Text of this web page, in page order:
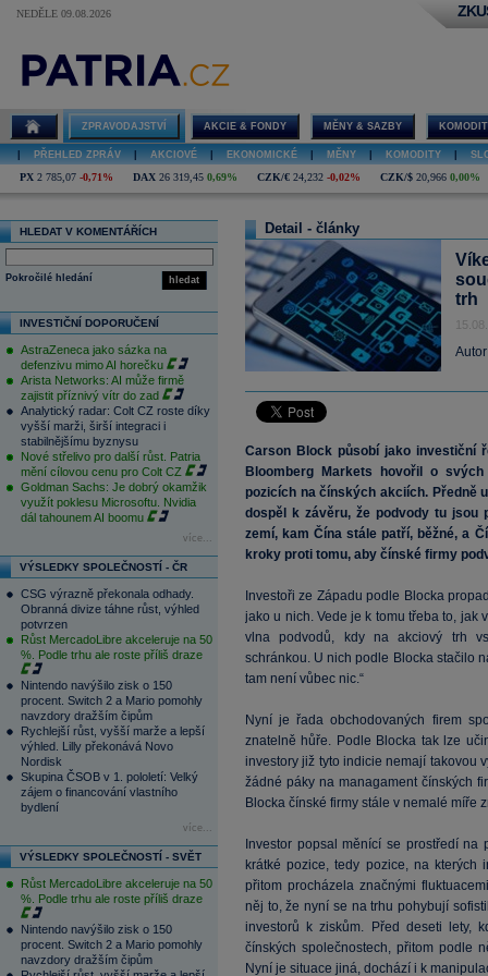
NEDĚLE 09.08.2026
ZPRAVODAJSTVÍ AKCIE & FONDY MĚNY & SAZBY
PŘEHLED ZPRÁV AKCIOVÉ EKONOMICKÉ MĚNY KOMODITY
PX 2 785,07 -0,71% DAX 26 319,45 0,69% CZK/€ 24,232 -0,02% CZK/$ 20,966 0,00%
HLEDAT V KOMENTÁŘÍCH
hledat
Pokročilé hledání
INVESTIČNÍ DOPORUČENÍ
AstraZeneca jako sázka na
defenzivu mimo AI horečku
Arista Networks: AI může firmě
zajistit příznivý vítr do zad
Analytický radar: Colt CZ roste díky
vyšší marži, širší integraci i
stabilnějšímu byznysu
Nové střelivo pro další růst. Patria
mění cílovou cenu pro Colt CZ
Goldman Sachs: Je dobrý okamžik
využít poklesu Microsoftu. Nvidia
dál tahounem AI boomu
více...
VÝSLEDKY SPOLEČNOSTÍ - ČR
CSG výrazně překonala odhady.
Obranná divize táhne růst, výhled
potvrzen
Růst MercadoLibre akceleruje na 50
%. Podle trhu ale roste příliš draze
Nintendo navýšilo zisk o 150
procent. Switch 2 a Mario pomohly
navzdory dražším čipům
Rychlejší růst, vyšší marže a lepší
výhled. Lilly překonává Novo
Nordisk
Skupina ČSOB v 1. pololetí: Velký
zájem o financování vlastního
bydlení
více...
VÝSLEDKY SPOLEČNOSTÍ - SVĚT
Růst MercadoLibre akceleruje na 50
%. Podle trhu ale roste příliš draze
Nintendo navýšilo zisk o 150
procent. Switch 2 a Mario pomohly
navzdory dražším čipům
Detail - články
trh
Carson Block působí jako investiční
Bloomberg Markets hovořil o
pozicích na čínských akciích. Předně
dospěl k závěru, že podvody tu jsou
zemí, kam Čína stále patří, běžné, a
kroky proti tomu, aby čínské firmy
Investoři ze Západu podle Blocka
jako u nich. Vede je k tomu třeba to, jak
vlna podvodů, kdy na akciový trh
schránkou. U nich podle Blocka stačilo
tam není vůbec nic.“
Nyní je řada obchodovaných firem
znatelně hůře. Podle Blocka tak lze
investory již tyto indicie nemají takovou
žádné páky na managament čínských
Blocka čínské firmy stále v nemalé míře
Investor popsal měnící se prostředí
krátké pozice, tedy pozice, na
přitom procházela značnými
něj to, že nyní se na trhu pohybují
investorů k ziskům. Před deseti lety,
čínských společnostech, přitom podle
Nyní je situace jiná, dochází i k